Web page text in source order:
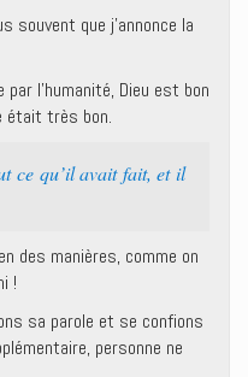
souvent que j’annonce la
l’humanité, Dieu est bon
était très bon.
ce qu’il avait fait, et il
des manières, comme on
!
sa parole et se confions
personne ne